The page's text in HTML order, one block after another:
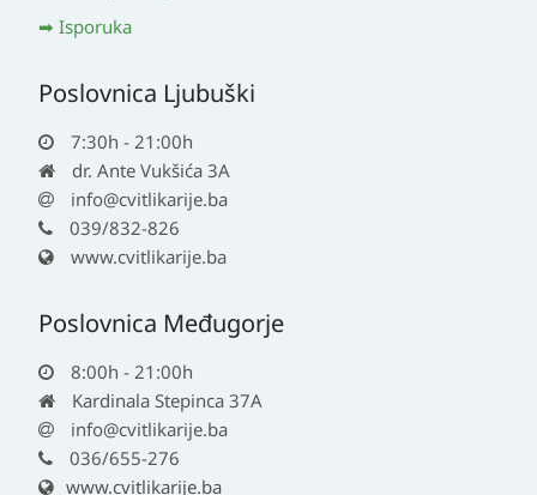
Isporuka
Poslovnica Ljubuški
7:30h - 21:00h
dr. Ante Vukšića 3A
info@cvitlikarije.ba
039/832-826
www.cvitlikarije.ba
Poslovnica Međugorje
8:00h - 21:00h
Kardinala Stepinca 37A
info@cvitlikarije.ba
036/655-276
www.cvitlikarije.ba